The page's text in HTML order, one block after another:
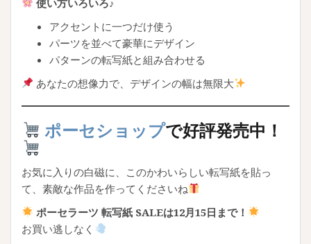
アクセントに一つだけ使う
パーツを並べて豪華にデザイン
パターンの転写紙と組み合わせる
あなたの想像力で、デザインの幅は無限大
ポーセショップで好評発売中！
お気に入りの白磁に、このかわいらしい転写紙を貼っ
て、素敵な作品を作ってくださいね
ポーセラーツ 転写紙 SALEは12月15日まで！
お買い逃しなく